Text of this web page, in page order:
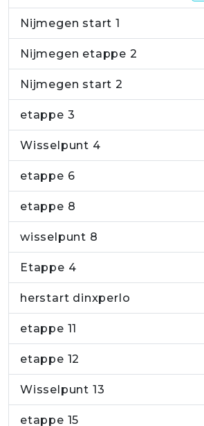
Nijmegen start 1
Nijmegen etappe 2
Nijmegen start 2
etappe 3
Wisselpunt 4
etappe 6
etappe 8
wisselpunt 8
Etappe 4
herstart dinxperlo
etappe 11
etappe 12
Wisselpunt 13
etappe 15